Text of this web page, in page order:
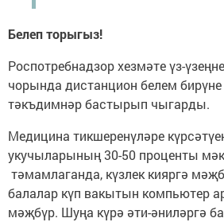
Белеп торыгыз!
Роспотребнадзор хезмәте үз-
чорында дистанцион белем
тәкъдимнәр бастырып чыгарды.
Медицина тикшеренүләре
укучыларының 30-50 проценты
тәмамлаганда, күзлек кияргә
балалар күп вакытын компьютер
мәҗбүр. Шуңа күрә әти-әниләргә